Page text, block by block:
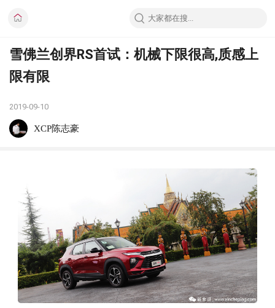
雪佛兰创界RS首试：机械下限很高,质感上
限有限
2019-09-10
XCP陈志豪